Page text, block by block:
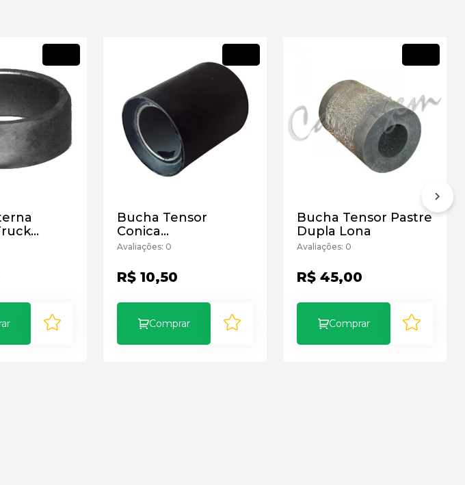
Bucha Tensor
Conica
Randon/Guerra
Avaliações: 0
R$ 10,50
Comprar
Bucha Tensor Pastre
Dupla Lona
Avaliações: 0
R$ 45,00
Comprar